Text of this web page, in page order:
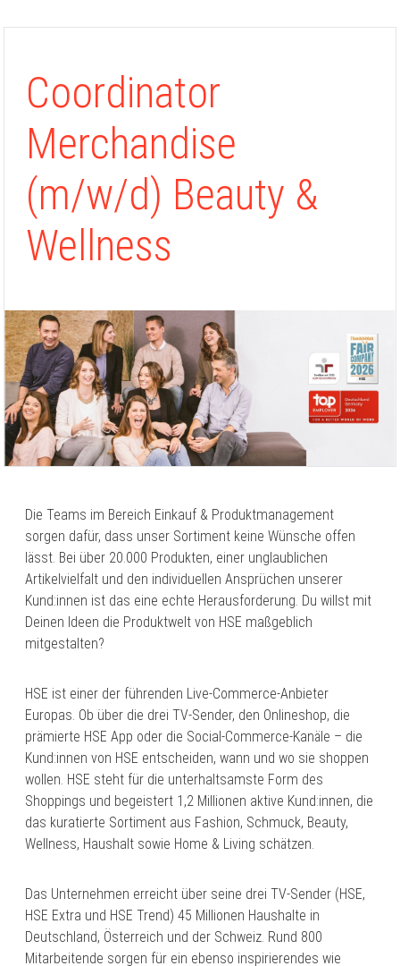
Coordinator
Merchandise
(m/w/d) Beauty &
Wellness
Die Teams im Bereich Einkauf & Produktmanagement
sorgen dafür, dass unser Sortiment keine Wünsche offen
lässt. Bei über 20.000 Produkten, einer unglaublichen
Artikelvielfalt und den individuellen Ansprüchen unserer
Kund:innen ist das eine echte Herausforderung. Du willst mit
Deinen Ideen die Produktwelt von HSE maßgeblich
mitgestalten?
HSE ist einer der führenden Live-Commerce-Anbieter
Europas. Ob über die drei TV-Sender, den Onlineshop, die
prämierte HSE App oder die Social-Commerce-Kanäle – die
Kund:innen von HSE entscheiden, wann und wo sie shoppen
wollen. HSE steht für die unterhaltsamste Form des
Shoppings und begeistert 1,2 Millionen aktive Kund:innen, die
das kuratierte Sortiment aus Fashion, Schmuck, Beauty,
Wellness, Haushalt sowie Home & Living schätzen.
Das Unternehmen erreicht über seine drei TV-Sender (HSE,
HSE Extra und HSE Trend) 45 Millionen Haushalte in
Deutschland, Österreich und der Schweiz. Rund 800
Mitarbeitende sorgen für ein ebenso inspirierendes wie